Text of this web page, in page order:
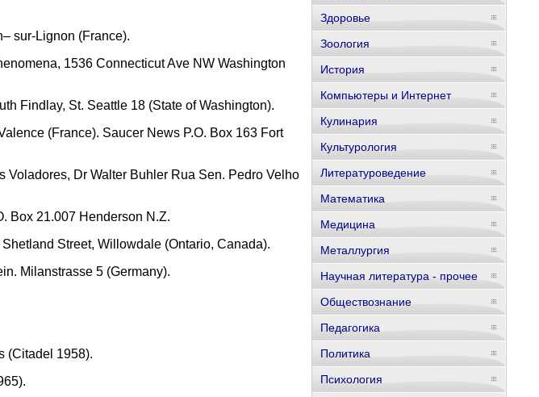
sur-Lignon (France).
1536 Connecticut Ave NW Washington
Findlay, St. Seattle 18 (State of Washington).
(France). Saucer News P.O. Box 163 Fort
Dr Walter Buhler Rua Sen. Pedro Velho
Box 21.007 Henderson N.Z.
Street, Willowdale (Ontario, Canada).
Milanstrasse 5 (Germany).
(Citadel 1958).
Здоровье
Зоология
История
Компьютеры и Интернет
Кулинария
Культурология
Литературоведение
Математика
Медицина
Металлургия
Научная литература - прочее
Обществознание
Педагогика
Политика
Психология